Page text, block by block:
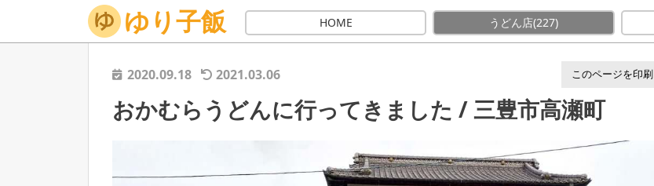
ゆり子飯 HOME うどん店(227)
ホーム 讃岐うどん うどん店 おかむらうどんに行ってきました / 三豊市高瀬町
2020.09.18 2021.03.06 このページを印刷
おかむらうどんに行ってきました / 三豊市高瀬町